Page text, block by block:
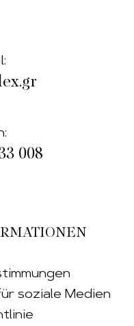
008
soziale Medien